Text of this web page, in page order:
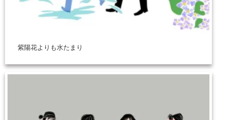
紫陽花よりも水たまり